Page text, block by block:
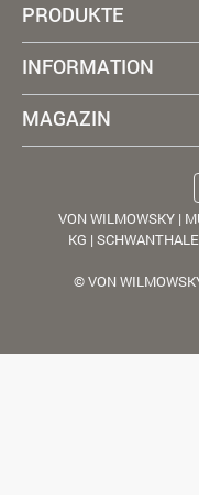
PRODUKTE
INFORMATION
MAGAZIN
VON WILMOWSKY |
KG |
© VON